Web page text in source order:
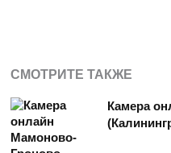
СМОТРИТЕ ТАКЖЕ
Камера